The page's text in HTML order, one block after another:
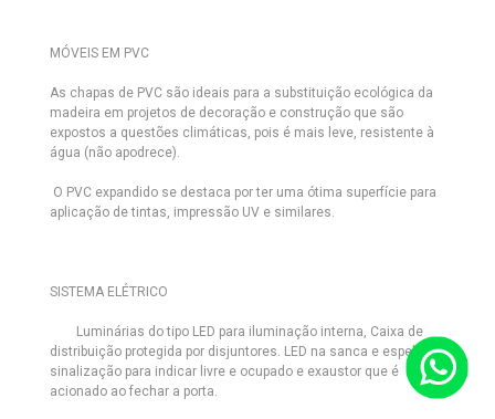
MÓVEIS EM PVC
As chapas de PVC são ideais para a substituição ecológica da
madeira em projetos de decoração e construção que são
expostos a questões climáticas, pois é mais leve, resistente à
água (não apodrece).
O PVC expandido se destaca por ter uma ótima superfície para
aplicação de tintas, impressão UV e similares.
SISTEMA ELÉTRICO
Luminárias do tipo LED para iluminação interna, Caixa de
distribuição protegida por disjuntores. LED na sanca e espelhos,
sinalização para indicar livre e ocupado e exaustor que é
acionado ao fechar a porta.